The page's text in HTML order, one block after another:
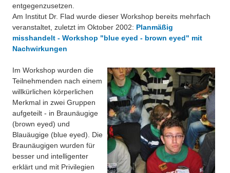
entgegenzusetzen.
Am Institut Dr. Flad wurde dieser Workshop bereits mehrfach
veranstaltet, zuletzt im Oktober 2002: Planmäßig
misshandelt - Workshop "blue eyed - brown eyed" mit
Nachwirkungen
Im Workshop wurden die
Teilnehmenden nach einem
willkürlichen körperlichen
Merkmal in zwei Gruppen
aufgeteilt - in Braunäugige
(brown eyed) und
Blauäugige (blue eyed). Die
Braunäugigen wurden für
besser und intelligenter
erklärt und mit Privilegien